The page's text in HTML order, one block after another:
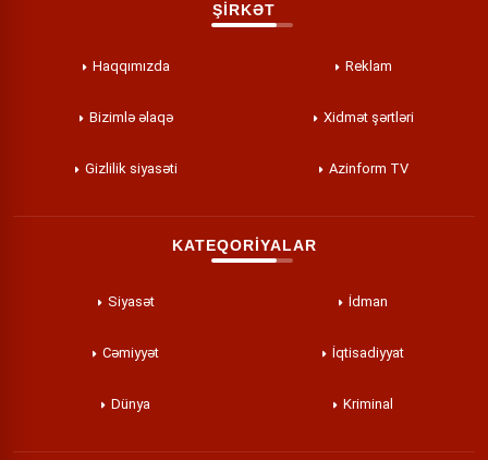
ŞİRKƏT
Haqqımızda Reklam
Bizimlə əlaqə Xidmət şərtləri
Gizlilik siyasəti Azinform TV
KATEQORİYALAR
Siyasət İdman
Cəmiyyət İqtisadiyyat
Dünya Kriminal